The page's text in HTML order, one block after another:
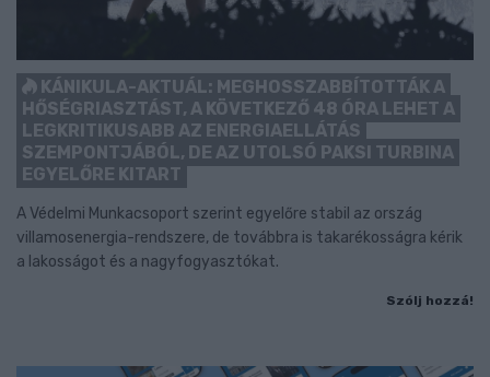
KÁNIKULA-AKTUÁL: MEGHOSSZABBÍTOTTÁK A
HŐSÉGRIASZTÁST, A KÖVETKEZŐ 48 ÓRA LEHET A
LEGKRITIKUSABB AZ ENERGIAELLÁTÁS
SZEMPONTJÁBÓL, DE AZ UTOLSÓ PAKSI TURBINA
EGYELŐRE KITART
A Védelmi Munkacsoport szerint egyelőre stabil az ország
villamosenergia-rendszere, de továbbra is takarékosságra kérik
a lakosságot és a nagyfogyasztókat.
Szólj hozzá!